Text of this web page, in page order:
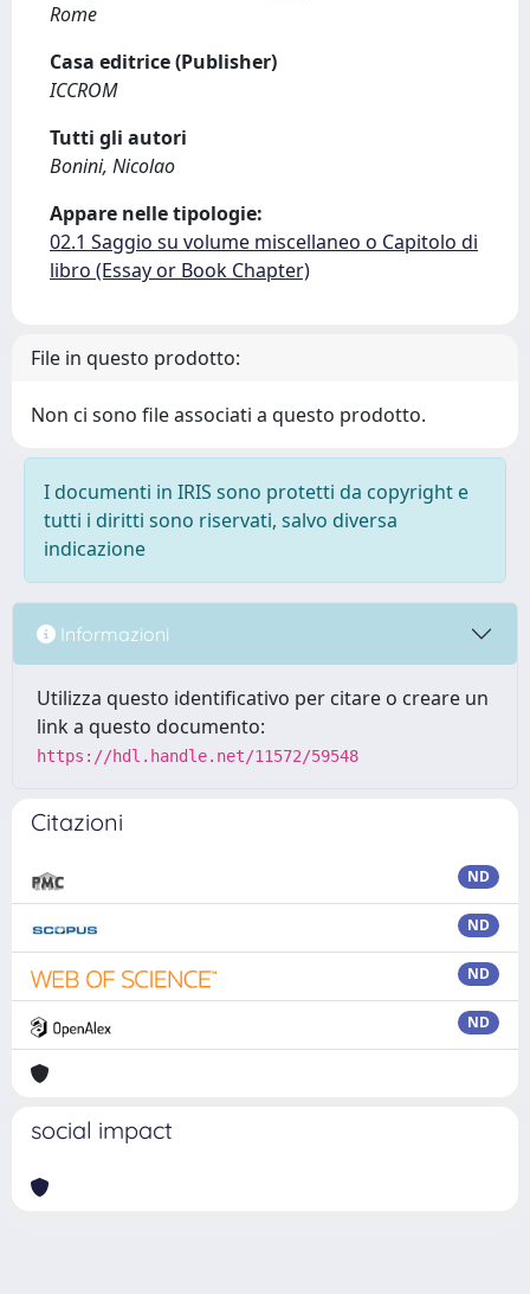
Rome
Casa editrice (Publisher)
ICCROM
Tutti gli autori
Bonini, Nicolao
Appare nelle tipologie:
02.1 Saggio su volume miscellaneo o Capitolo di
libro (Essay or Book Chapter)
File in questo prodotto:
Non ci sono file associati a questo prodotto.
I documenti in IRIS sono protetti da copyright e
tutti i diritti sono riservati, salvo diversa
indicazione
Informazioni
Utilizza questo identificativo per citare o creare un
link a questo documento:
https://hdl.handle.net/11572/59548
Citazioni
ND
ND
ND
ND
social impact